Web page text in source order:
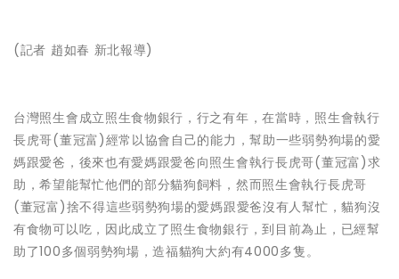
(記者 趙如春 新北報導)
台灣照生會成立照生食物銀行，行之有年，在當時，照生會執行
長虎哥(董冠富)經常以協會自己的能力，幫助一些弱勢狗場的愛
媽跟愛爸，後來也有愛媽跟愛爸向照生會執行長虎哥(董冠富)求
助，希望能幫忙他們的部分貓狗飼料，然而照生會執行長虎哥
(董冠富)捨不得這些弱勢狗場的愛媽跟愛爸沒有人幫忙，貓狗沒
有食物可以吃，因此成立了照生食物銀行，到目前為止，已經幫
助了100多個弱勢狗場，造福貓狗大約有4000多隻。